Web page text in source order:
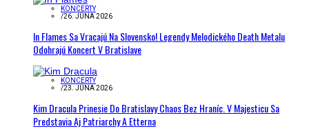
KONCERTY
/26. JÚNA 2026
In Flames Sa Vracajú Na Slovensko! Legendy Melodického Death Metalu
Odohrajú Koncert V Bratislave
KONCERTY
/23. JÚNA 2026
Kim Dracula Prinesie Do Bratislavy Chaos Bez Hraníc. V Majesticu Sa
Predstavia Aj Patriarchy A Etterna